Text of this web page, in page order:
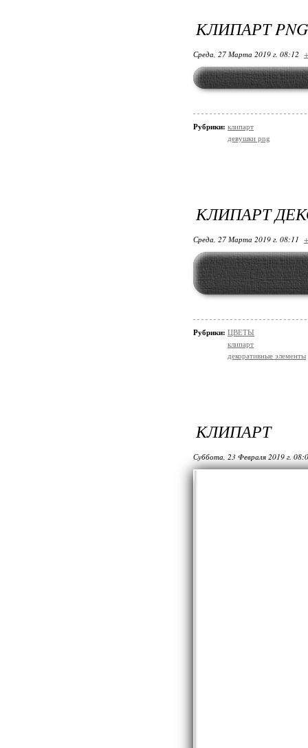
КЛИПАРТ PNG
Среда, 27 Марта 2019 г. 08:12
Рубрики: клипарт
девушки png
КЛИПАРТ
Среда, 27 Марта 2019 г. 08:11
Рубрики: ЦВЕТЫ
клипарт
декоративные элементы
КЛИПАРТ
Суббота, 23 Февраля 2019 г.